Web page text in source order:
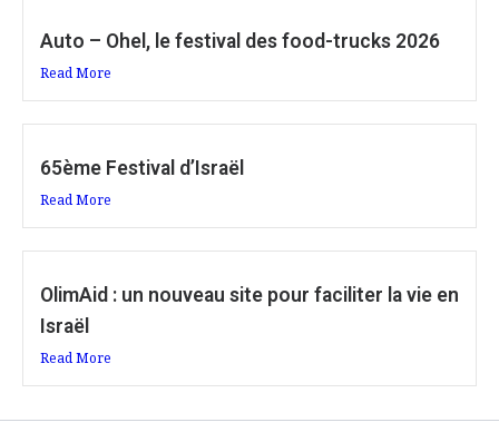
Auto – Ohel, le festival des food-trucks 2026
Read More
65ème Festival d’Israël
Read More
OlimAid : un nouveau site pour faciliter la vie en
Israël
Read More